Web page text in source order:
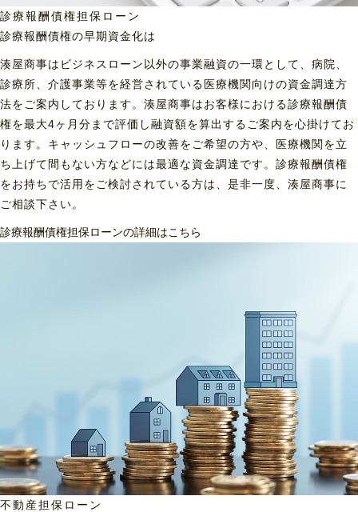
診療報酬債権担保ローン
診療報酬債権の早期資金化は
湊屋商事はビジネスローン以外の事業融資の一環として、病院、
診療所、介護事業等を経営されている医療機関向けの資金調達方
法をご案内しております。湊屋商事はお客様における診療報酬債
権を最大4ヶ月分まで評価し融資額を算出するご案内を心掛けてお
ります。キャッシュフローの改善をご希望の方や、医療機関を立
ち上げて間もない方などには最適な資金調達です。診療報酬債権
をお持ちで活用をご検討されている方は、是非一度、湊屋商事に
ご相談下さい。
診療報酬債権担保ローンの詳細はこちら
不動産担保ローン